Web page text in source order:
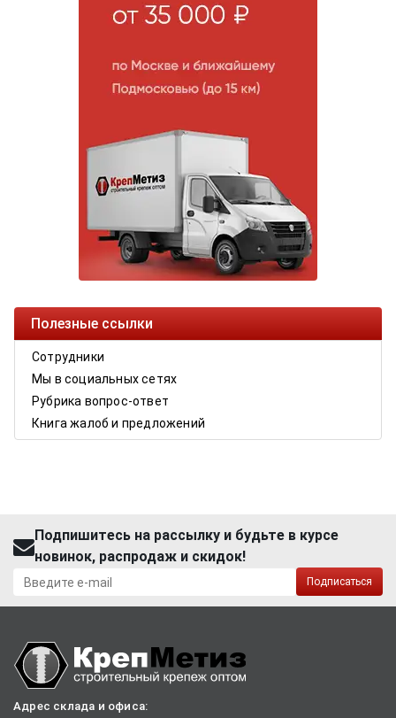
Полезные ссылки
Сотрудники
Мы в социальных сетях
Рубрика вопрос-ответ
Книга жалоб и предложений
Подпишитесь на рассылку и будьте в курсе
новинок, распродаж и скидок!
Подписаться
Адрес склада и офиса: